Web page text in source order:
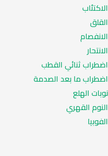
الاكتئاب
القلق
الانفصام
الانتحار
اضطراب ثنائي القطب
اضطراب ما بعد الصدمة
نوبات الهلع
النوم القهري
الفوبيا